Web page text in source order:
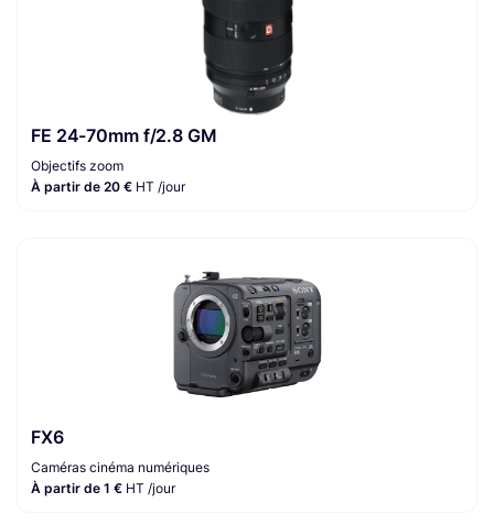
FE 24-70mm f/2.8 GM
Objectifs zoom
À partir de 20 € HT /jour
FX6
Caméras cinéma numériques
À partir de 1 € HT /jour